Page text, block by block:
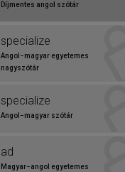
Díjmentes angol szótár
specialize
Angol−magyar egyetemes
nagyszótár
specialize
Angol−magyar szótár
ad
Magyar−angol egyetemes